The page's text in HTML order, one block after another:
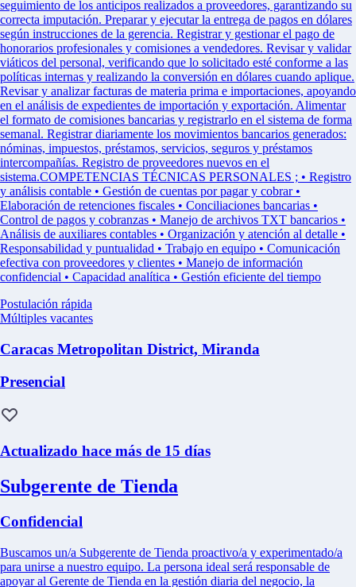
seguimiento de los anticipos realizados a proveedores, garantizando su
correcta imputación. Preparar y ejecutar la entrega de pagos en dólares
según instrucciones de la gerencia. Registrar y gestionar el pago de
honorarios profesionales y comisiones a vendedores. Revisar y validar
viáticos del personal, verificando que lo solicitado esté conforme a las
políticas internas y realizando la conversión en dólares cuando aplique.
Revisar y analizar facturas de materia prima e importaciones, apoyando
en el análisis de expedientes de importación y exportación. Alimentar
el formato de comisiones bancarias y registrarlo en el sistema de forma
semanal. Registrar diariamente los movimientos bancarios generados:
nóminas, impuestos, préstamos, servicios, seguros y préstamos
intercompañías. Registro de proveedores nuevos en el
sistema.COMPETENCIAS TÉCNICAS PERSONALES ; • Registro
y análisis contable • Gestión de cuentas por pagar y cobrar •
Elaboración de retenciones fiscales • Conciliaciones bancarias •
Control de pagos y cobranzas • Manejo de archivos TXT bancarios •
Análisis de auxiliares contables • Organización y atención al detalle •
Responsabilidad y puntualidad • Trabajo en equipo • Comunicación
efectiva con proveedores y clientes • Manejo de información
confidencial • Capacidad analítica • Gestión eficiente del tiempo
Postulación rápida
Múltiples vacantes
Caracas Metropolitan District, Miranda
Presencial
Actualizado hace más de 15 días
Subgerente de Tienda
Confidencial
Buscamos un/a Subgerente de Tienda proactivo/a y experimentado/a
para unirse a nuestro equipo. La persona ideal será responsable de
apoyar al Gerente de Tienda en la gestión diaria del negocio, la